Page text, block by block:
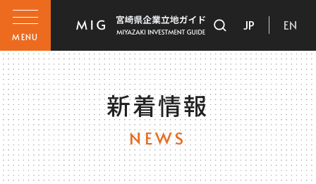
MENU
EN
JP
新着情報
NEWS